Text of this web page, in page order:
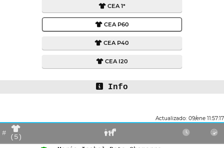
CEA 1*
CEA P60
CEA P40
CEA I20
Info
Actualizado: 09/ene 11:57:17
# (5)